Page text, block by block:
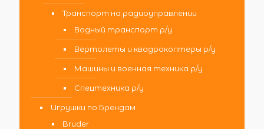
Транспорт на радиоуправлении
Водный транспорт р/у
Вертолеты и квадрокоптеры р/у
Машины и военная техника р/у
Спецтехника р/у
Игрушки по Брендам
Bruder